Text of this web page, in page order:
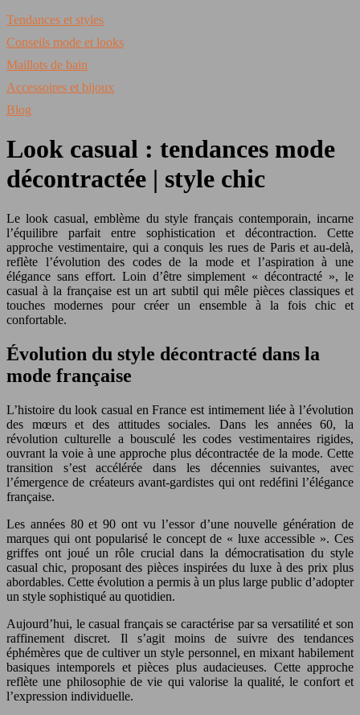
Tendances et styles
Conseils mode et looks
Maillots de bain
Accessoires et bijoux
Blog
Look casual : tendances mode
décontractée | style chic
Le look casual, emblème du style français contemporain, incarne
l’équilibre parfait entre sophistication et décontraction. Cette
approche vestimentaire, qui a conquis les rues de Paris et au-delà,
reflète l’évolution des codes de la mode et l’aspiration à une
élégance sans effort. Loin d’être simplement « décontracté », le
casual à la française est un art subtil qui mêle pièces classiques et
touches modernes pour créer un ensemble à la fois chic et
confortable.
Évolution du style décontracté dans la
mode française
L’histoire du look casual en France est intimement liée à l’évolution
des mœurs et des attitudes sociales. Dans les années 60, la
révolution culturelle a bousculé les codes vestimentaires rigides,
ouvrant la voie à une approche plus décontractée de la mode. Cette
transition s’est accélérée dans les décennies suivantes, avec
l’émergence de créateurs avant-gardistes qui ont redéfini l’élégance
française.
Les années 80 et 90 ont vu l’essor d’une nouvelle génération de
marques qui ont popularisé le concept de « luxe accessible ». Ces
griffes ont joué un rôle crucial dans la démocratisation du style
casual chic, proposant des pièces inspirées du luxe à des prix plus
abordables. Cette évolution a permis à un plus large public d’adopter
un style sophistiqué au quotidien.
Aujourd’hui, le casual français se caractérise par sa versatilité et son
raffinement discret. Il s’agit moins de suivre des tendances
éphémères que de cultiver un style personnel, en mixant habilement
basiques intemporels et pièces plus audacieuses. Cette approche
reflète une philosophie de vie qui valorise la qualité, le confort et
l’expression individuelle.